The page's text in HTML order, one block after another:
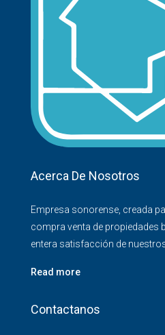
Acerca De Nosotros
Empresa sonorense, creada
compra venta de propiedades
entera satisfacción de
Read more
Contactanos